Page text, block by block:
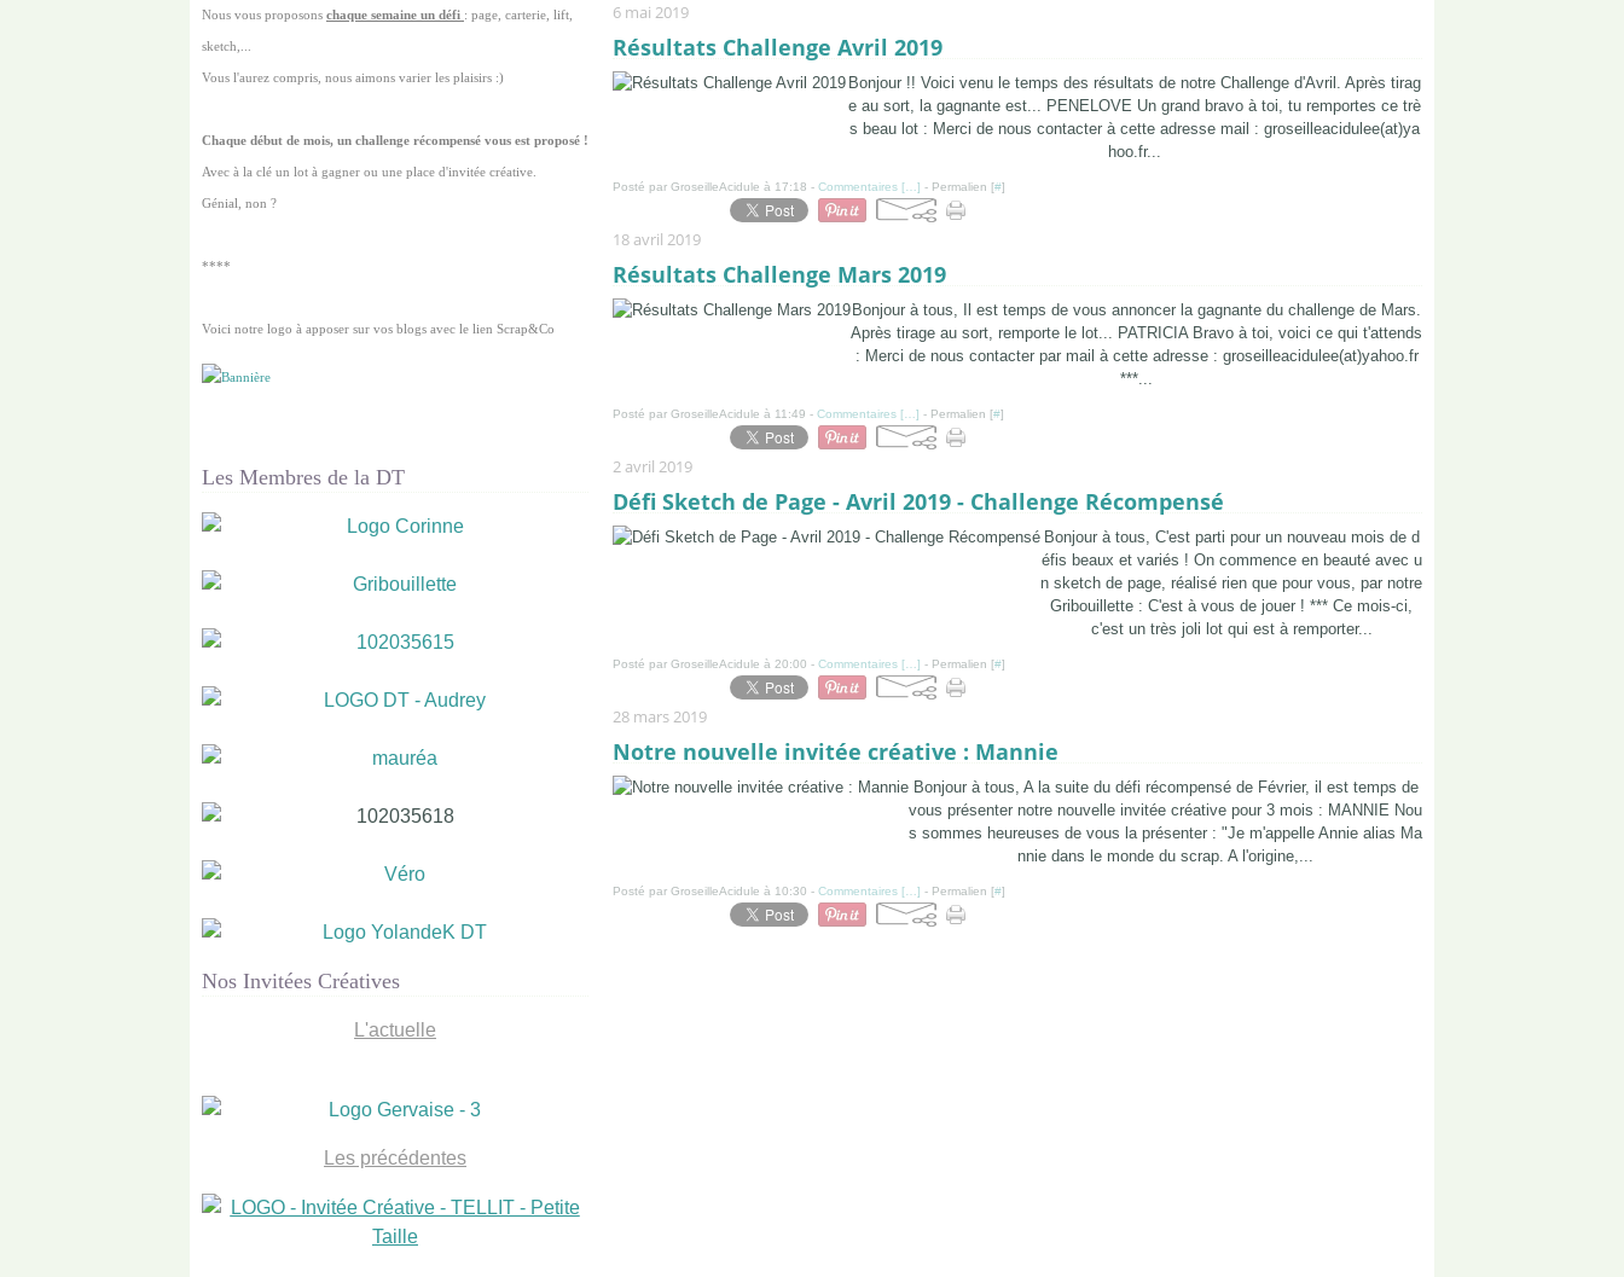
Nous vous proposons chaque semaine un défi : page, carterie, lift,
sketch,...
Vous l'aurez compris, nous aimons varier les plaisirs :)
Chaque début de mois, un challenge récompensé vous est proposé !
Avec à la clé un lot à gagner ou une place d'invitée créative.
Génial, non ?
****
Voici notre logo à apposer sur vos blogs avec le lien Scrap&Co
Les Membres de la DT
Nos Invitées Créatives
L'actuelle
Les précédentes
6 mai 2019
Résultats Challenge Avril 2019
Bonjour !! Voici venu le temps des résultats de notre Challenge d'Avril. Après tirag
e au sort, la gagnante est... PENELOVE Un grand bravo à toi, tu remportes ce trè
s beau lot : Merci de nous contacter à cette adresse mail : groseilleacidulee(at)ya
hoo.fr...
Posté par GroseilleAcidule à 17:18 - Commentaires [ ] - Permalien [#]
18 avril 2019
Résultats Challenge Mars 2019
Bonjour à tous, Il est temps de vous annoncer la gagnante du challenge de Mars.
Après tirage au sort, remporte le lot... PATRICIA Bravo à toi, voici ce qui t'attends
: Merci de nous contacter par mail à cette adresse : groseilleacidulee(at)yahoo.fr
***...
Posté par GroseilleAcidule à 11:49 - Commentaires [ ] - Permalien [#]
2 avril 2019
Défi Sketch de Page - Avril 2019 - Challenge Récompensé
Bonjour à tous, C'est parti pour un nouveau mois de d
éfis beaux et variés ! On commence en beauté avec u
n sketch de page, réalisé rien que pour vous, par notre
Gribouillette : C'est à vous de jouer ! *** Ce mois-ci,
c'est un très joli lot qui est à remporter...
Posté par GroseilleAcidule à 20:00 - Commentaires [ ] - Permalien [#]
28 mars 2019
Notre nouvelle invitée créative : Mannie
Bonjour à tous, A la suite du défi récompensé de Février, il est temps de
vous présenter notre nouvelle invitée créative pour 3 mois : MANNIE Nou
s sommes heureuses de vous la présenter : "Je m'appelle Annie alias Ma
nnie dans le monde du scrap. A l'origine,...
Posté par GroseilleAcidule à 10:30 - Commentaires [ ] - Permalien [#]